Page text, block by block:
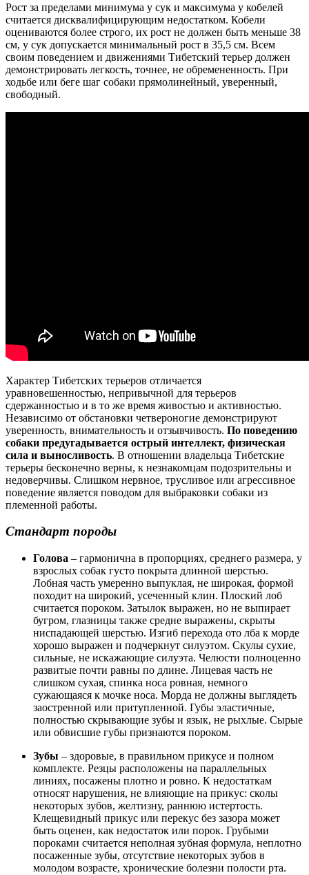
Рост за пределами минимума у сук и максимума у кобелей
считается дисквалифицирующим недостатком. Кобели
оцениваются более строго, их рост не должен быть меньше 38
см, у сук допускается минимальный рост в 35,5 см. Всем
своим поведением и движениями Тибетский терьер должен
демонстрировать легкость, точнее, не обремененность. При
ходьбе или беге шаг собаки прямолинейный, уверенный,
свободный.
Характер Тибетских терьеров отличается
уравновешенностью, непривычной для терьеров
сдержанностью и в то же время живостью и активностью.
Независимо от обстановки четвероногие демонстрируют
уверенность, внимательность и отзывчивость. По поведению
собаки предугадывается острый интеллект, физическая
сила и выносливость. В отношении владельца Тибетские
терьеры бесконечно верны, к незнакомцам подозрительны и
недоверчивы. Слишком нервное, трусливое или агрессивное
поведение является поводом для выбраковки собаки из
племенной работы.
Стандарт породы
Голова – гармонична в пропорциях, среднего размера, у
взрослых собак густо покрыта длинной шерстью.
Лобная часть умеренно выпуклая, не широкая, формой
походит на широкий, усеченный клин. Плоский лоб
считается пороком. Затылок выражен, но не выпирает
бугром, глазницы также средне выражены, скрыты
ниспадающей шерстью. Изгиб перехода ото лба к морде
хорошо выражен и подчеркнут силуэтом. Скулы сухие,
сильные, не искажающие силуэта. Челюсти полноценно
развитые почти равны по длине. Лицевая часть не
слишком сухая, спинка носа ровная, немного
сужающаяся к мочке носа. Морда не должны выглядеть
заостренной или притупленной. Губы эластичные,
полностью скрывающие зубы и язык, не рыхлые. Сырые
или обвисшие губы признаются пороком.
Зубы – здоровые, в правильном прикусе и полном
комплекте. Резцы расположены на параллельных
линиях, посажены плотно и ровно. К недостаткам
относят нарушения, не влияющие на прикус: сколы
некоторых зубов, желтизну, раннюю истертость.
Клещевидный прикус или перекус без зазора может
быть оценен, как недостаток или порок. Грубыми
пороками считается неполная зубная формула, неплотно
посаженные зубы, отсутствие некоторых зубов в
молодом возрасте, хронические болезни полости рта.